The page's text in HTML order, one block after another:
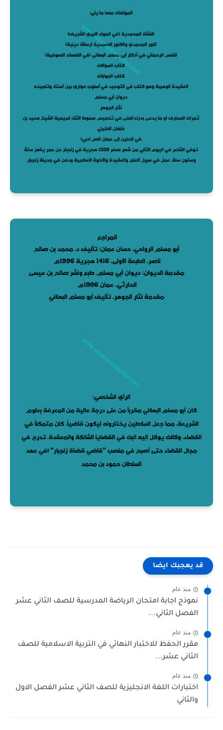
قد يعجبك ايضا
منذ عام
نموذج اجابة امتحان الرياضة المدرسية للصف الثاني عشر
الفصل الثاني...
منذ عام
مقرر الحفظ للاختبار النهائي في التربية الاسلامية للصف
الثاني عشر...
منذ عام
اختبارات اللغة الانجليزية للصف الثاني عشر الفصل الاول
والثاني